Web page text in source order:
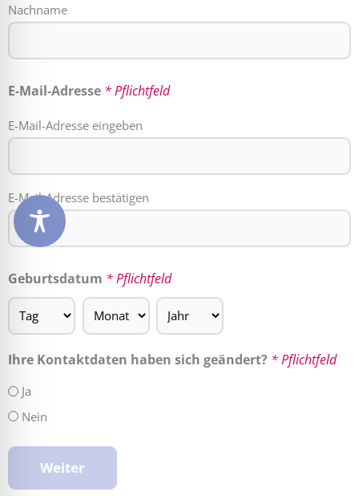
Nachname
E-Mail-Adresse * Pflichtfeld
E-Mail-Adresse eingeben
E-Mail-Adresse bestätigen
Geburtsdatum * Pflichtfeld
Ihre Kontaktdaten haben sich geändert? * Pflichtfeld
Ja
Nein